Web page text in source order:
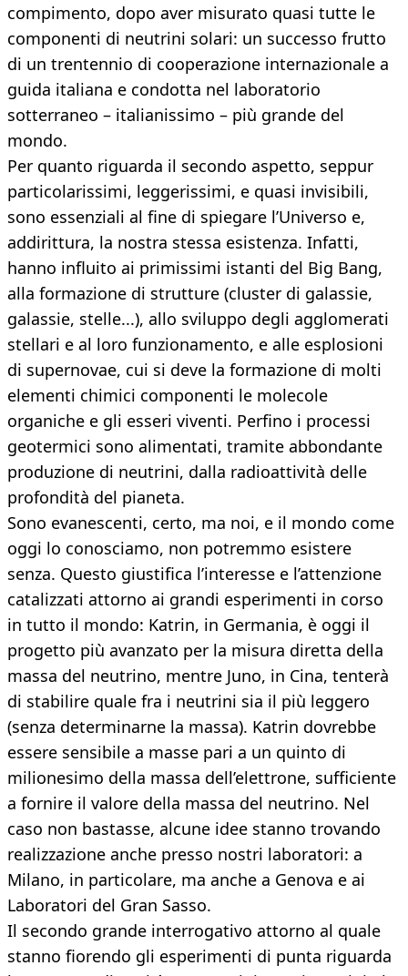
compimento, dopo aver misurato quasi tutte le
componenti di neutrini solari: un successo frutto
di un trentennio di cooperazione internazionale a
guida italiana e condotta nel laboratorio
sotterraneo – italianissimo – più grande del
mondo.
Per quanto riguarda il secondo aspetto, seppur
particolarissimi, leggerissimi, e quasi invisibili,
sono essenziali al fine di spiegare l’Universo e,
addirittura, la nostra stessa esistenza. Infatti,
hanno influito ai primissimi istanti del Big Bang,
alla formazione di strutture (cluster di galassie,
galassie, stelle...), allo sviluppo degli agglomerati
stellari e al loro funzionamento, e alle esplosioni
di supernovae, cui si deve la formazione di molti
elementi chimici componenti le molecole
organiche e gli esseri viventi. Perfino i processi
geotermici sono alimentati, tramite abbondante
produzione di neutrini, dalla radioattività delle
profondità del pianeta.
Sono evanescenti, certo, ma noi, e il mondo come
oggi lo conosciamo, non potremmo esistere
senza. Questo giustifica l’interesse e l’attenzione
catalizzati attorno ai grandi esperimenti in corso
in tutto il mondo: Katrin, in Germania, è oggi il
progetto più avanzato per la misura diretta della
massa del neutrino, mentre Juno, in Cina, tenterà
di stabilire quale fra i neutrini sia il più leggero
(senza determinarne la massa). Katrin dovrebbe
essere sensibile a masse pari a un quinto di
milionesimo della massa dell’elettrone, sufficiente
a fornire il valore della massa del neutrino. Nel
caso non bastasse, alcune idee stanno trovando
realizzazione anche presso nostri laboratori: a
Milano, in particolare, ma anche a Genova e ai
Laboratori del Gran Sasso.
Il secondo grande interrogativo attorno al quale
stanno fiorendo gli esperimenti di punta riguarda